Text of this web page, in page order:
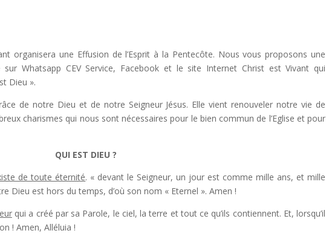
organisera une Effusion de l’Esprit à la Pentecôte. Nous vous proposons une
Whatsapp CEV Service, Facebook et le site Internet Christ est Vivant qui
Dieu ».
de notre Dieu et de notre Seigneur Jésus. Elle vient renouveler notre vie de
charismes qui nous sont nécessaires pour le bien commun de l’Eglise et pour
QUI EST DIEU ?
de toute éternité. « devant le Seigneur, un jour est comme mille ans, et mille
Dieu est hors du temps, d’où son nom « Eternel ». Amen !
qui a créé par sa Parole, le ciel, la terre et tout ce qu’ils contiennent. Et, lorsqu’il
! Amen, Alléluia !